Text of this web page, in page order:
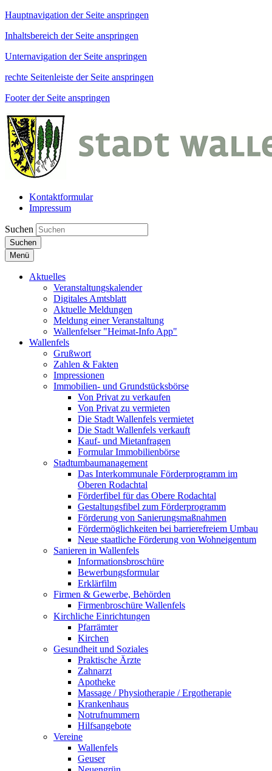
Hauptnavigation der Seite anspringen
Inhaltsbereich der Seite anspringen
Unternavigation der Seite anspringen
rechte Seitenleiste der Seite anspringen
Footer der Seite anspringen
Kontaktformular
Impressum
Suchen
Suchen
Menü
Aktuelles
Veranstaltungskalender
Digitales Amtsblatt
Aktuelle Meldungen
Meldung einer Veranstaltung
Wallenfelser "Heimat-Info App"
Wallenfels
Grußwort
Zahlen & Fakten
Impressionen
Immobilien- und Grundstücksbörse
Von Privat zu verkaufen
Von Privat zu vermieten
Die Stadt Wallenfels vermietet
Die Stadt Wallenfels verkauft
Kauf- und Mietanfragen
Formular Immobilienbörse
Stadtumbaumanagement
Das Interkommunale Förderprogramm im
Oberen Rodachtal
Förderfibel für das Obere Rodachtal
Gestaltungsfibel zum Förderprogramm
Förderung von Sanierungsmaßnahmen
Fördermöglichkeiten bei barrierefreiem Umbau
Neue staatliche Förderung von Wohneigentum
Sanieren in Wallenfels
Informationsbroschüre
Bewerbungsformular
Erklärfilm
Firmen & Gewerbe, Behörden
Firmenbroschüre Wallenfels
Kirchliche Einrichtungen
Pfarrämter
Kirchen
Gesundheit und Soziales
Praktische Ärzte
Zahnarzt
Apotheke
Massage / Physiotherapie / Ergotherapie
Krankenhaus
Notrufnummern
Hilfsangebote
Vereine
Wallenfels
Geuser